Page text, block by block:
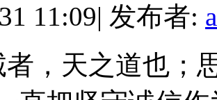
11:09| 发布者:
者，天之道也；